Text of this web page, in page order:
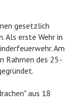
gesetzlich
Als erste Wehr in
Am
Rahmen des 25-
aus 18